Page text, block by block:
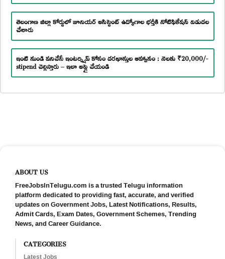
తెలంగాణ జిల్లా కోర్టులో జూనియర్ అసిస్టెంట్ ఉద్యోగాల భర్తీకి నోటిఫికేషన్ విడుదల
చేశారు
ఇంటి నుండి పనిచేసే ఇంటర్న్షిప్ కోసం దరఖాస్తుల ఆహ్వానం : నెలకు ₹20,000/-
stipend చెల్లిస్తారు – ఇలా అప్లై చేయండి
ABOUT US
FreeJobsInTelugu.com is a trusted Telugu information
platform dedicated to providing fast, accurate, and verified
updates on Government Jobs, Latest Notifications, Results,
Admit Cards, Exam Dates, Government Schemes, Trending
News, and Career Guidance.
CATEGORIES